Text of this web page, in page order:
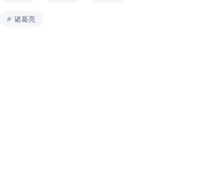
诸葛亮